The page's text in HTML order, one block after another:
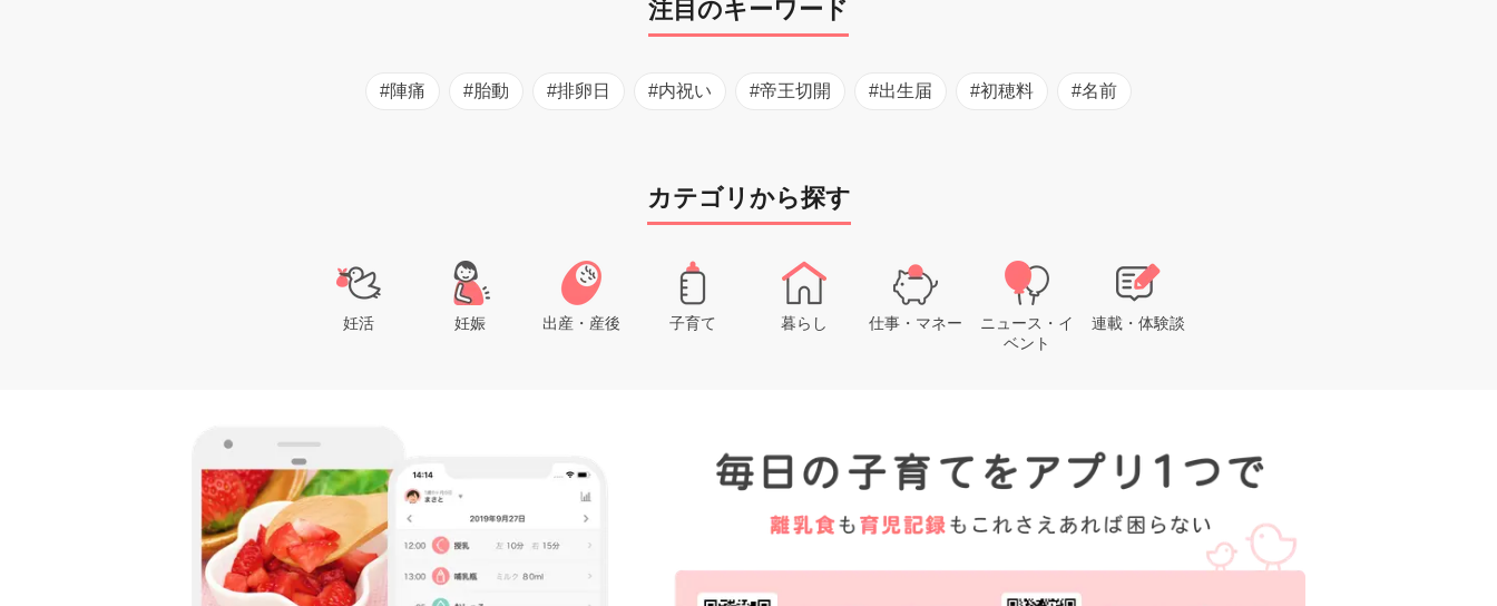
注目のキーワード
#陣痛 #胎動 #排卵日 #内祝い #帝王切開 #出生届 #初穂料 #名前
カテゴリから探す
妊活 妊娠 出産・産後 子育て 暮らし 仕事・マネー
ニュース・イ
ベント
連載・体験談